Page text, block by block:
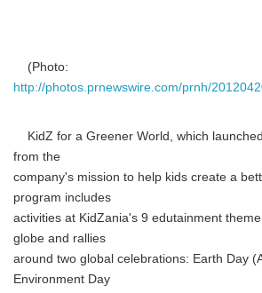
(Photo:
http://photos.prnewswire.com/prnh/
KidZ for a Greener World, which
from the
company's mission to help kids create a
program includes
activities at KidZania's 9 edutainment
globe and rallies
around two global celebrations: Earth Day
Environment Day